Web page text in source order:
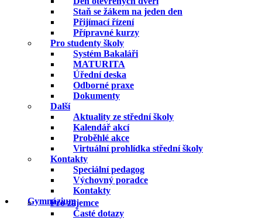
Staň se žákem na jeden den
Přijímací řízení
Přípravné kurzy
Pro studenty školy
Systém Bakaláři
MATURITA
Úřední deska
Odborné praxe
Dokumenty
Další
Aktuality ze střední školy
Kalendář akcí
Proběhlé akce
Virtuální prohlídka střední školy
Kontakty
Speciální pedagog
Výchovný poradce
Kontakty
Gymnázium
Pro zájemce
Časté dotazy